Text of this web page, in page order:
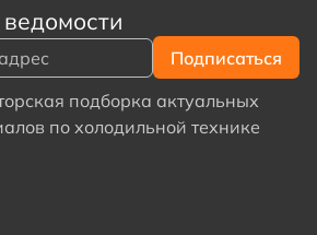
подборка актуальных
по холодильной технике